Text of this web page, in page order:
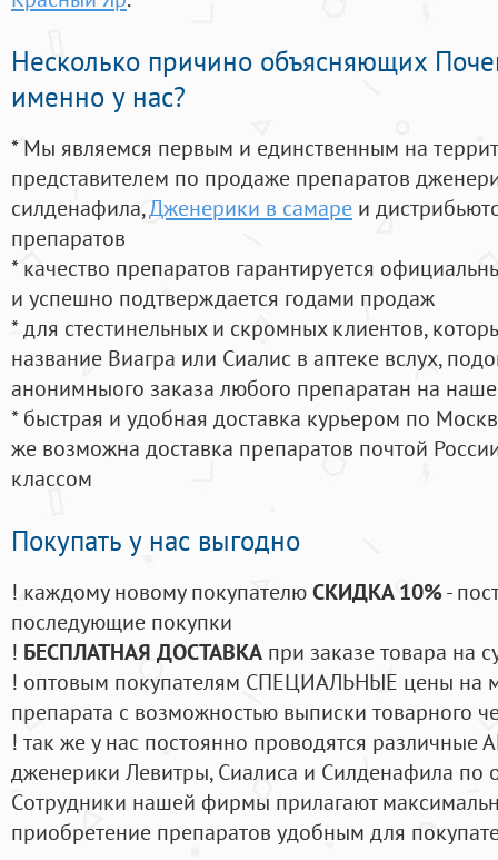
Несколько причино объясняющих
именно у нас?
* Мы являемся первым и единственным на
представителем по продаже препаратов
силденафила,Дженерики в самаре и
препаратов
* качество препаратов гарантируется
и успешно подтверждается годами продаж
* для стестинельных и скромных клиентов,
название Виагра или Сиалис в аптеке вслух,
анонимныого заказа любого препаратан на
* быстрая и удобная доставка курьером по
же возможна доставка препаратов почтой
классом
Покупать у нас выгодно
! каждому новому покупателюСКИДКА 10%-
последующие покупки
! БЕСПЛАТНАЯ ДОСТАВКА при заказе товара на
! оптовым покупателям СПЕЦИАЛЬНЫЕ цены на
препарата с возможностью выписки товарного
! так же у нас постоянно проводятся
дженерики Левитры, Сиалиса и Силденафила по
Cотрудники нашей фирмы прилагают
приобретение препаратов удобным для